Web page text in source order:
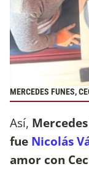
MERCEDES FUNES,
Así,
fue Nicolás
amor con